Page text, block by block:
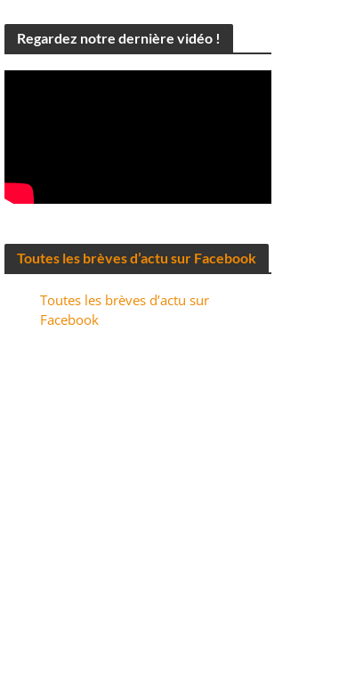
Regardez notre dernière vidéo !
Toutes les brèves d’actu sur Facebook
Toutes les brèves d’actu sur
Facebook